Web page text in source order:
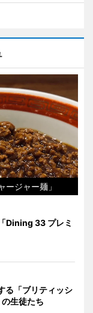
ージャー麺」
Dining 33 プレミ
る「ブリティッシ
生徒たち